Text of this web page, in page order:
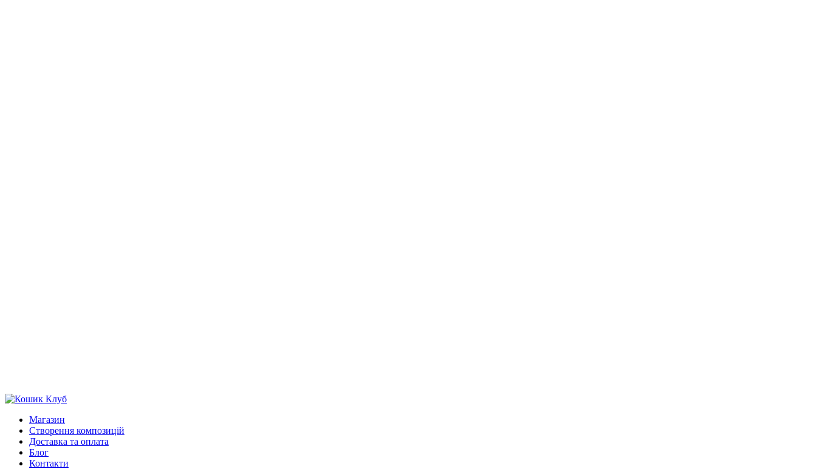
Магазин
Створення композицій
Доставка та оплата
Блог
Контакти